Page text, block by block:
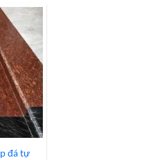
đá tự